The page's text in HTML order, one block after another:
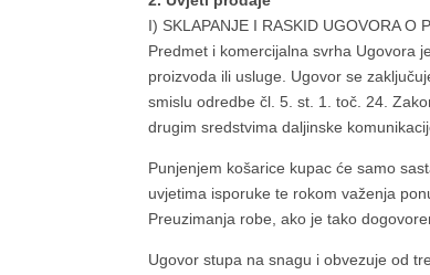
I) SKLAPANJE I RASKID UGOVORA O
Predmet i komercijalna svrha Ugovora
proizvoda ili usluge. Ugovor se
smislu odredbe čl. 5. st. 1. toč. 24.
drugim sredstvima daljinske
Punjenjem košarice kupac će samo
uvjetima isporuke te rokom važenja
Preuzimanja robe, ako je tako
Ugovor stupa na snagu i obvezuje od